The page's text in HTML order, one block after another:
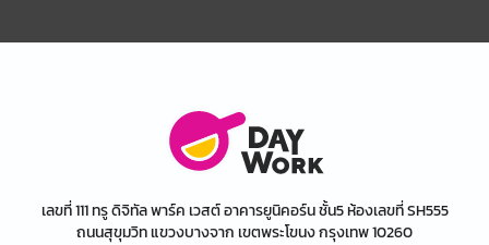
เลขที่ 111 ทรู ดิจิทัล พาร์ค เวสต์ อาคารยูนิคอร์น ชั้น5 ห้องเลขที่ SH555
ถนนสุขุมวิท แขวงบางจาก เขตพระโขนง กรุงเทพ 10260